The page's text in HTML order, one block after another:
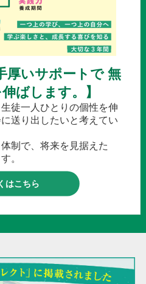
厚いサポートで 無
ばします。】
徒一人ひとりの個性を伸
送り出したいと考えてい
制で、将来を見据えた
。
はこちら